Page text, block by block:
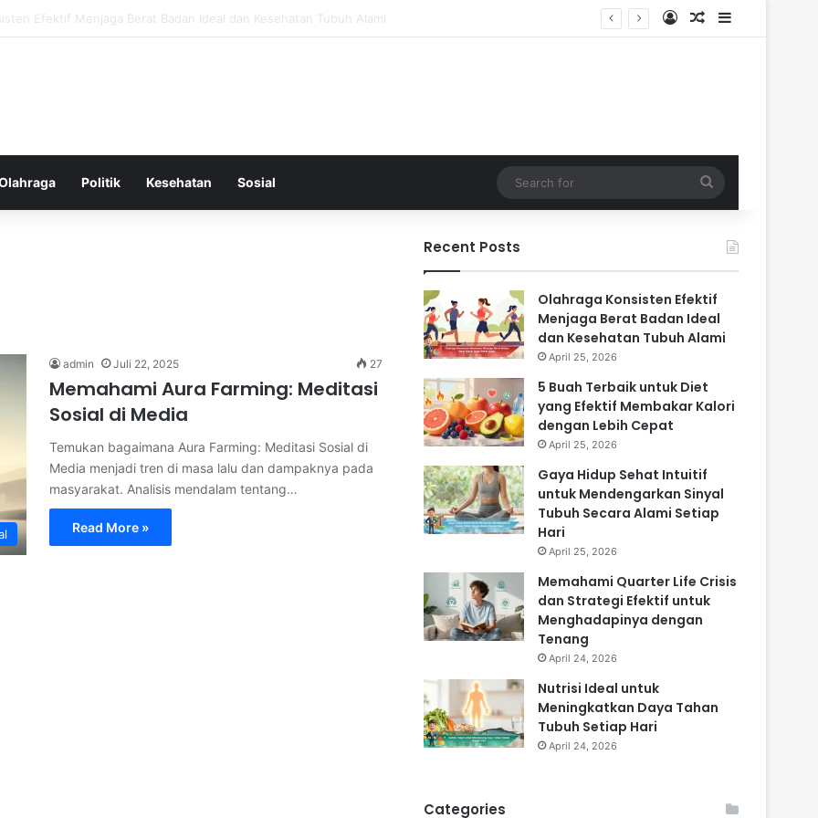
untuk Diet yang Efektif Membakar Kalori dengan Lebih Cepat Log InRandom Article
Sidebar
Politik Kesehatan Sosial
for
admin Juli 22, 2025 27
Memahami Aura Farming: Meditasi
Sosial di Media
Temukan bagaimana Aura Farming: Meditasi Sosial di
Media menjadi tren di masa lalu dan dampaknya pada
masyarakat. Analisis mendalam tentang…
Read More »
Recent Posts
Olahraga Konsisten Efektif
Menjaga Berat Badan Ideal
dan Kesehatan Tubuh Alami
April 25, 2026
5 Buah Terbaik untuk Diet
yang Efektif Membakar Kalori
dengan Lebih Cepat
April 25, 2026
Gaya Hidup Sehat Intuitif
untuk Mendengarkan Sinyal
Tubuh Secara Alami Setiap
Hari
April 25, 2026
Memahami Quarter Life Crisis
dan Strategi Efektif untuk
Menghadapinya dengan
Tenang
April 24, 2026
Nutrisi Ideal untuk
Meningkatkan Daya Tahan
Tubuh Setiap Hari
April 24, 2026
Categories